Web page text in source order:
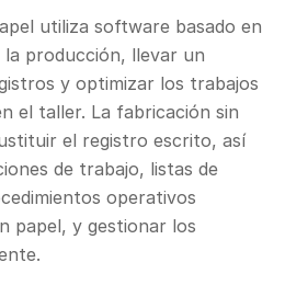
utiliza software basado en
producción, llevar un
y optimizar los trabajos
el taller. La fabricación sin
el registro escrito, así
de trabajo, listas de
operativos
papel, y gestionar los